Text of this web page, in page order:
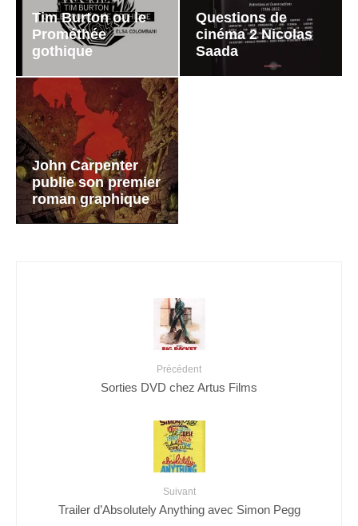
Tim Burton ou le
Prométhée
gothique
Questions de
cinéma 2 Nicolas
Saada
John Carpenter
publie son premier
roman graphique
Précédent
Sorties DVD chez Artus Films
Suivant
Trailer d’Absolutely Anything avec Simon Pegg